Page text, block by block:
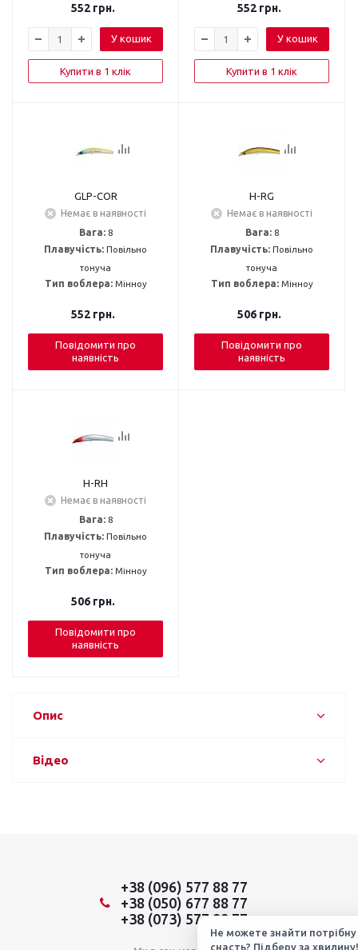
552грн.
У кошик
Купити в 1 клік
552грн.
У кошик
Купити в 1 клік
GLP-COR
Немає в наявності
Вага: 8
Плавучість: Повільно
тонуча
Тип воблера: Мінноу
552грн.
Повідомити про
наявність
H-RG
Немає в наявності
Вага: 8
Плавучість: Повільно
тонуча
Тип воблера: Мінноу
506грн.
Повідомити про
наявність
H-RH
Немає в наявності
Вага: 8
Плавучість: Повільно
тонуча
Тип воблера: Мінноу
506грн.
Повідомити про
наявність
Опис
Відео
+38 (096) 577 88 77
+38 (050) 677 88 77
+38 (073) 577 88 77
Не можете знайти потрібну
снасть? Підберу за хвилину!